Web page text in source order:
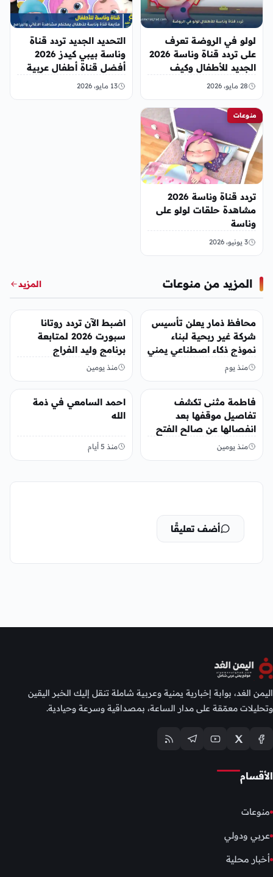
لولو في الروضة تعرف
على تردد قناة وناسة 2026
الجديد للأطفال وكيف
إظهارها
28 مايو، 2026
التحديد الجديد تردد قناة
وناسة بيبي كيدز 2026
أفضل قناة أطفال عربية
13 مايو، 2026
منوعات
تردد قناة وناسة 2026
مشاهدة حلقات لولو على
وناسة
3 يونيو، 2026
المزيد من منوعات المزيد
منوعات
محافظ ذمار يعلن تأسيس
شركة غير ربحية لبناء
نموذج ذكاء اصطناعي يمني
منذ يوم
منوعات
اضبط الآن تردد روتانا
سبورت 2026 لمتابعة
برنامج وليد الفراج
منذ يومين
منوعات
فاطمة مثنى تكشف
تفاصيل موقفها بعد
انفصالها عن صالح الفتح
منذ يومين
منوعات
احمد السامعي في ذمة
الله
منذ 5 أيام
أضف تعليقًا
اليمن الغد، بوابة إخبارية يمنية وعربية شاملة تنقل إليك الخبر اليقين
وتحليلات معمّقة على مدار الساعة، بمصداقية وسرعة وحيادية.
الأقسام
منوعات
عربي ودولي
أخبار محلية